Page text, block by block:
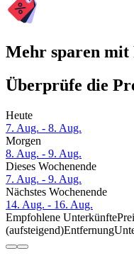
Mehr sparen
Überprüfe die
Heute
7. Aug. - 8. Aug.
Morgen
8. Aug. - 9. Aug.
Dieses Wochenende
7. Aug. - 9. Aug.
Nächstes Wochenende
14. Aug. - 16. Aug.
Empfohlene Unterkünfte
(aufsteigend)Entfernung